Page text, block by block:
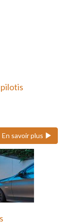
En savoir plus